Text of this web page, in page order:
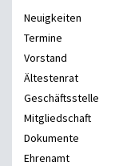
Neuigkeiten
Termine
Vorstand
Ältestenrat
Geschäftsstelle
Mitgliedschaft
Dokumente
Ehrenamt